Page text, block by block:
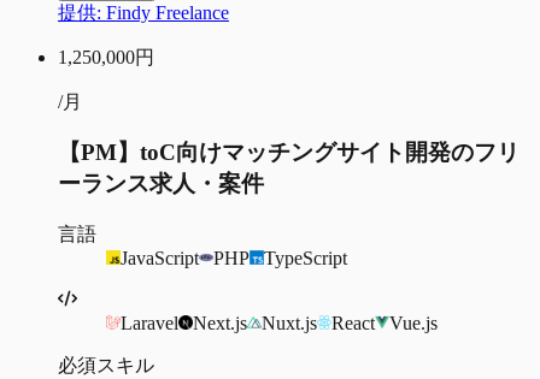
提供: Findy Freelance
1,250,000円
/月
【PM】toC向けマッチングサイト開発のフリ
ーランス求人・案件
言語
JavaScript
PHP TypeScript
Laravel Next.js Nuxt.js React Vue.js
必須スキル